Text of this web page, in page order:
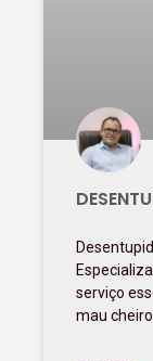
serviço
mau